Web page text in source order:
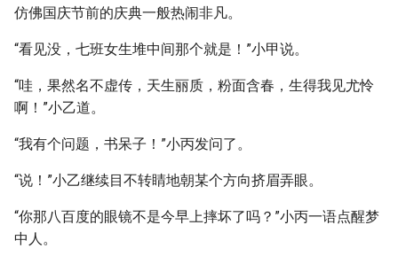
仿佛国庆节前的庆典一般热闹非凡。
“看见没，七班女生堆中间那个就是！”小甲说。
“哇，果然名不虚传，天生丽质，粉面含春，生得我见尤怜
啊！”小乙道。
“我有个问题，书呆子！”小丙发问了。
“说！”小乙继续目不转睛地朝某个方向挤眉弄眼。
“你那八百度的眼镜不是今早上摔坏了吗？”小丙一语点醒梦
中人。